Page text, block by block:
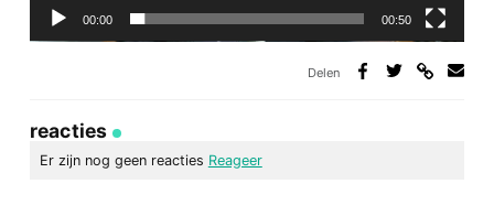
00:00 00:50
Delen
reacties
Er zijn nog geen reacties Reageer